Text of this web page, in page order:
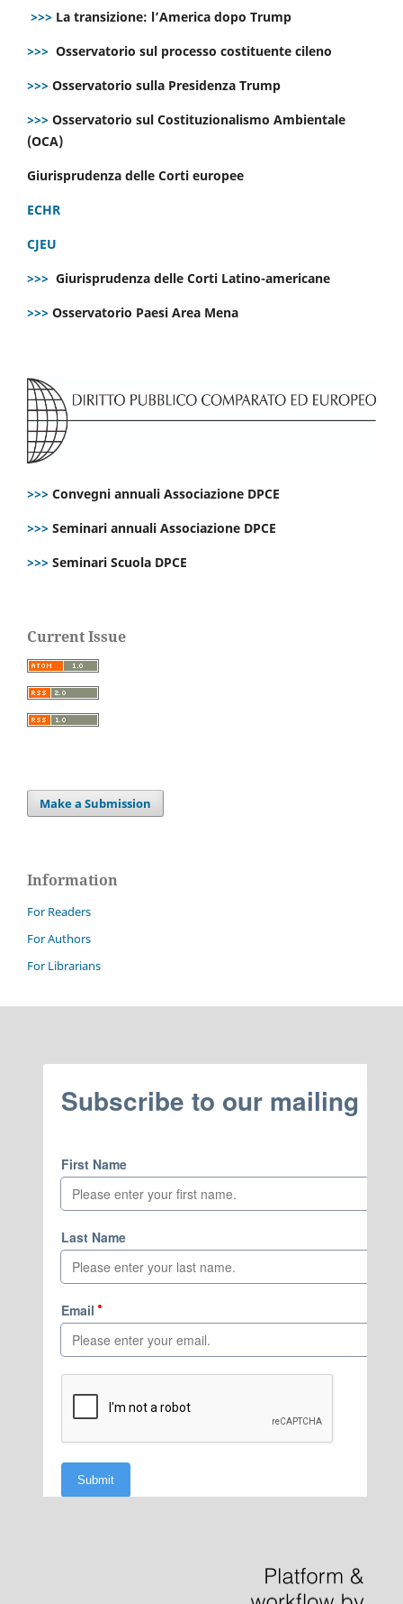
>>> La transizione: l’America dopo Trump
>>> Osservatorio sul processo costituente cileno
>>> Osservatorio sulla Presidenza Trump
>>> Osservatorio sul Costituzionalismo Ambientale
(OCA)
Giurisprudenza delle Corti europee
ECHR
CJEU
>>> Giurisprudenza delle Corti Latino-americane
>>> Osservatorio Paesi Area Mena
>>> Convegni annuali Associazione DPCE
>>> Seminari annuali Associazione DPCE
>>> Seminari Scuola DPCE
Current Issue
Make a Submission
Information
For Readers
For Authors
For Librarians